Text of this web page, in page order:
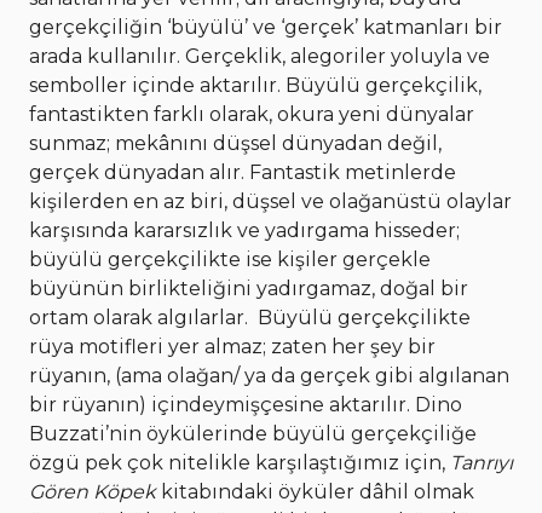
gerçekçiliğin ‘büyülü’ ve ‘gerçek’ katmanları bir
arada kullanılır. Gerçeklik, alegoriler yoluyla ve
semboller içinde aktarılır. Büyülü gerçekçilik,
fantastikten farklı olarak, okura yeni dünyalar
sunmaz; mekânını düşsel dünyadan değil,
gerçek dünyadan alır. Fantastik metinlerde
kişilerden en az biri, düşsel ve olağanüstü olaylar
karşısında kararsızlık ve yadırgama hisseder;
büyülü gerçekçilikte ise kişiler gerçekle
büyünün birlikteliğini yadırgamaz, doğal bir
ortam olarak algılarlar. Büyülü gerçekçilikte
rüya motifleri yer almaz; zaten her şey bir
rüyanın, (ama olağan/ ya da gerçek gibi algılanan
bir rüyanın) içindeymişçesine aktarılır. Dino
Buzzati’nin öykülerinde büyülü gerçekçiliğe
özgü pek çok nitelikle karşılaştığımız için, Tanrıyı
Gören Köpekkitabındaki öyküler dâhil olmak